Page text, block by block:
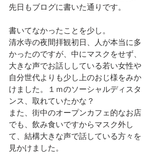
先日もブログに書いた通りです。
書いてなかったことを少し。
清水寺の夜間拝観初日、人が本当に多
かったのですが、中にマスクをせず、
大きな声でお話ししている若い女性や
自分世代よりも少し上のおじ様をみか
けました。１ｍのソーシャルディスタ
ンス、取れていたかな？
また、街中のオープンカフェ的なお店
でも、飲み食いですからマスク外し
て、結構大きな声で話している方々を
見かけました。